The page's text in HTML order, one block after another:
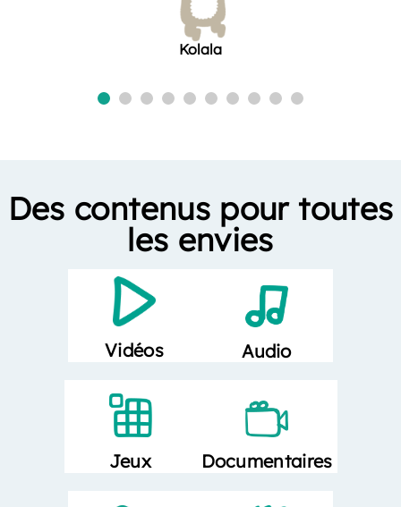
Kolala
Des contenus pour toutes
les envies
Vidéos Audio
Jeux Documentaires